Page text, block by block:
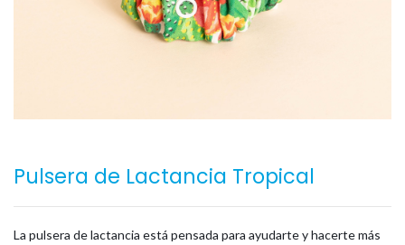
Pulsera de Lactancia Tropical
La pulsera de lactancia está pensada para ayudarte y hacerte más